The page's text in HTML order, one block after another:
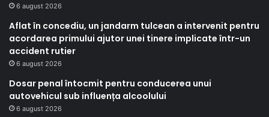
6 august 2026
Aflat în concediu, un jandarm tulcean a intervenit pentru
acordarea primului ajutor unei tinere implicate într-un
accident rutier
6 august 2026
Dosar penal întocmit pentru conducerea unui
autovehicul sub influența alcoolului
6 august 2026